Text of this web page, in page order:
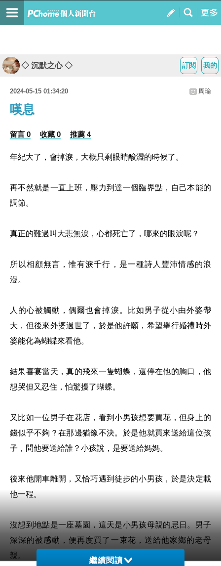
我的
訂閱
◇ 沉默之心 ◇
2024-05-15 01:34:20 周瑜
嘆息
留言 0 收藏 0 推薦 4
年紀大了，會掉淚，大概只剩眼睛酸澀的時候了。
再不然就是一直上班，壓力到達一個臨界點，自己本能的
調節。
真正的難過叫大悲無淚，心都死亡了，哪來的眼淚呢？
所以相顧無言，惟有淚千行，是一種詩人豐沛情感的浪
漫。
人的心被觸動，偶爾也會掉淚。比如男子從小由外婆帶
大，但後來外婆過世了，於是他許願，希望舉行婚禮時外
婆能化為蝴蝶來看他。
結果喜宴當天，真的飛來一隻蝴蝶，還停在他的胸口，他
想哭但又忍住，怕驚擾了蝴蝶。
又比如一位男子在花店，看到小男孩想要買花，但身上的
錢似乎不夠？在那邊猶豫不決。於是他就買來送給這位孩
子，問他要送給誰？小孩說，是要送給媽媽。
後來他開車離開，又恰巧遇到徒步的小男孩，於是決定載
他一程。
沒想到地點是一座墓園，這天是小男孩母親的忌日。男子
深深的被感動，便再度買了一束花，送給他家鄉的老母
親。
繼續閱讀